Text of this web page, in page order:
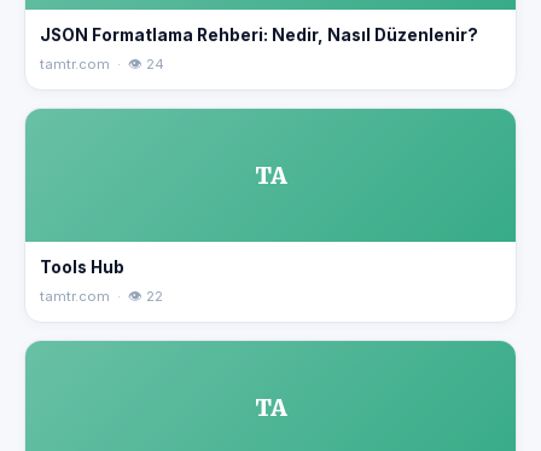
JSON Formatlama Rehberi: Nedir, Nasıl Düzenlenir?
tamtr.com · 👁 24
TA
Tools Hub
tamtr.com · 👁 22
TA